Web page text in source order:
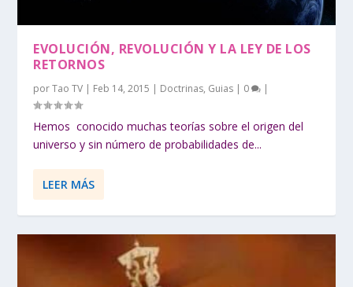
EVOLUCIÓN, REVOLUCIÓN Y LA LEY DE LOS
RETORNOS
porTao TV | Feb 14, 2015 | Doctrinas, Guias | 0 |
Hemos conocido muchas teorías sobre el origen del
universo y sin número de probabilidades de...
LEER MÁS